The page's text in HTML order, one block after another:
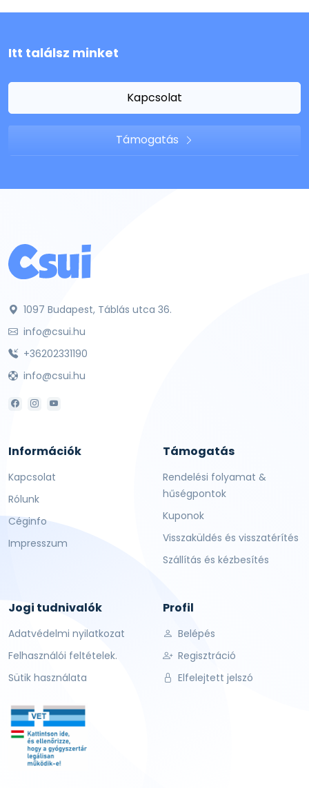
Itt találsz minket
Kapcsolat
Támogatás
1097 Budapest, Táblás utca 36.
info@csui.hu
+36202331190
info@csui.hu
Információk
Kapcsolat
Rólunk
Céginfo
Impresszum
Támogatás
Rendelési folyamat &
hűségpontok
Kuponok
Visszaküldés és visszatérítés
Szállítás és kézbesítés
Jogi tudnivalók
Adatvédelmi nyilatkozat
Felhasználói feltételek.
Sütik használata
Profil
Belépés
Regisztráció
Elfelejtett jelszó